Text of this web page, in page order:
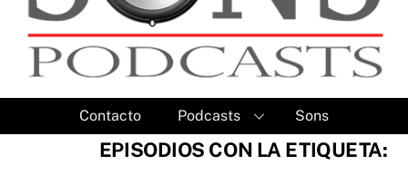
Contacto Podcasts Sons
EPISODIOS CON LA ETIQUETA: